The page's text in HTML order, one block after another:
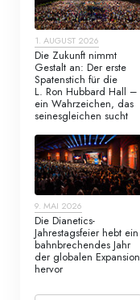
1. AUGUST 2026
Die Zukunft nimmt
Gestalt an: Der erste
Spatenstich für die
L. Ron Hubbard Hall –
ein Wahrzeichen, das
seinesgleichen sucht
9. MAI 2026
Die Dianetics-
Jahrestagsfeier hebt ein
bahnbrechendes Jahr
der globalen Expansion
hervor